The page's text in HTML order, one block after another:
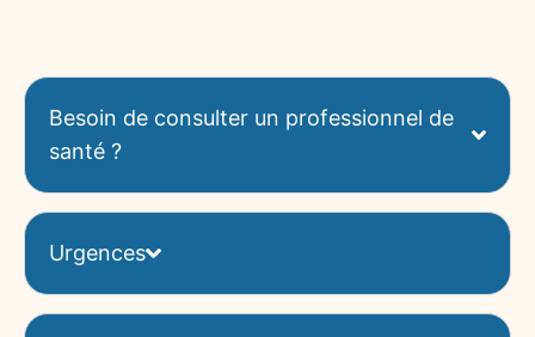
Besoin de consulter un professionnel de
santé ?
Urgences